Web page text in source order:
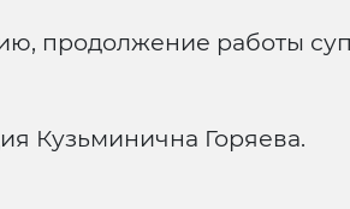
продолжение работы
Кузьминична Горяева.